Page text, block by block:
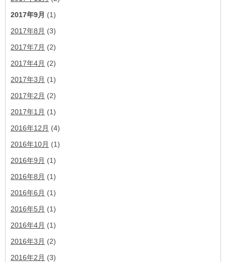
2017年9月 (1)
2017年8月 (3)
2017年7月 (2)
2017年4月 (2)
2017年3月 (1)
2017年2月 (2)
2017年1月 (1)
2016年12月 (4)
2016年10月 (1)
2016年9月 (1)
2016年8月 (1)
2016年6月 (1)
2016年5月 (1)
2016年4月 (1)
2016年3月 (2)
2016年2月 (3)